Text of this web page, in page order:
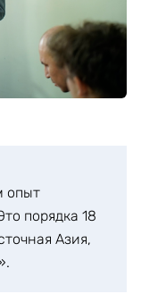
опыт
порядка 18
Азия,